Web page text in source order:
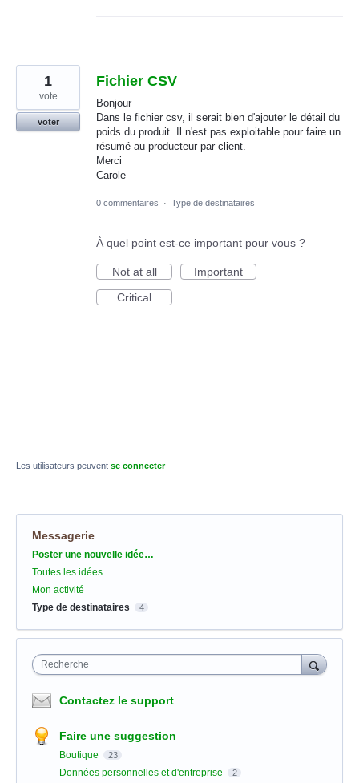
Fichier CSV
Bonjour
Dans le fichier csv, il serait bien d'ajouter le détail du
poids du produit. Il n'est pas exploitable pour faire un
résumé au producteur par client.
Merci
Carole
1
vote
voter
0 commentaires · Type de destinataires
À quel point est-ce important pour vous ?
Not at all
Important
Critical
Les utilisateurs peuvent se connecter
Messagerie
Catégories
Poster une nouvelle idée…
Toutes les idées
Mon activité
Type de destinataires
4
Recherche
Contactez le support
Faire une suggestion
Boutique 23
Données personnelles et d'entreprise 2